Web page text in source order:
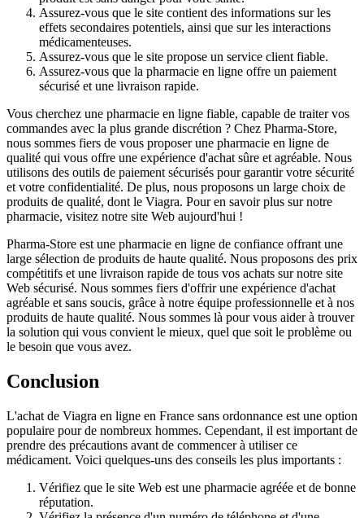
Assurez-vous que le site contient des informations sur les
effets secondaires potentiels, ainsi que sur les interactions
médicamenteuses.
Assurez-vous que le site propose un service client fiable.
Assurez-vous que la pharmacie en ligne offre un paiement
sécurisé et une livraison rapide.
Vous cherchez une pharmacie en ligne fiable, capable de traiter vos
commandes avec la plus grande discrétion ? Chez Pharma-Store,
nous sommes fiers de vous proposer une pharmacie en ligne de
qualité qui vous offre une expérience d'achat sûre et agréable. Nous
utilisons des outils de paiement sécurisés pour garantir votre sécurité
et votre confidentialité. De plus, nous proposons un large choix de
produits de qualité, dont le Viagra. Pour en savoir plus sur notre
pharmacie, visitez notre site Web aujourd'hui !
Pharma-Store est une pharmacie en ligne de confiance offrant une
large sélection de produits de haute qualité. Nous proposons des prix
compétitifs et une livraison rapide de tous vos achats sur notre site
Web sécurisé. Nous sommes fiers d'offrir une expérience d'achat
agréable et sans soucis, grâce à notre équipe professionnelle et à nos
produits de haute qualité. Nous sommes là pour vous aider à trouver
la solution qui vous convient le mieux, quel que soit le problème ou
le besoin que vous avez.
Conclusion
L'achat de Viagra en ligne en France sans ordonnance est une option
populaire pour de nombreux hommes. Cependant, il est important de
prendre des précautions avant de commencer à utiliser ce
médicament. Voici quelques-uns des conseils les plus importants :
Vérifiez que le site Web est une pharmacie agréée et de bonne
réputation.